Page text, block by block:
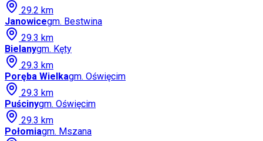
29.2 km
Janowicegm. Bestwina
29.3 km
Bielanygm. Kęty
29.3 km
Poręba Wielkagm. Oświęcim
29.3 km
Puścinygm. Oświęcim
29.3 km
Połomiagm. Mszana